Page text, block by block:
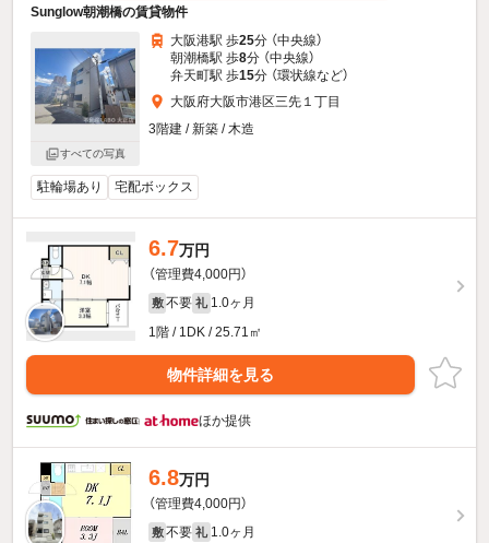
Sunglow朝潮橋の賃貸物件
すべての写真
大阪港駅 歩25分 （中央線）
朝潮橋駅 歩8分 （中央線）
弁天町駅 歩15分 （環状線など）
大阪府大阪市港区三先１丁目
3階建 / 新築 / 木造
駐輪場あり 宅配ボックス
6.7万円
（管理費4,000円）
敷 不要 礼 1.0ヶ月
1階 / 1DK / 25.71㎡
物件詳細を見る
ほか提供
6.8万円
（管理費4,000円）
敷 不要 礼 1.0ヶ月